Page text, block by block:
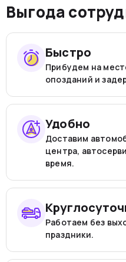
Выгода
Быстро
Прибудем на
опозданий и
Удобно
Доставим
центра,
время.
Работаем без
праздники.